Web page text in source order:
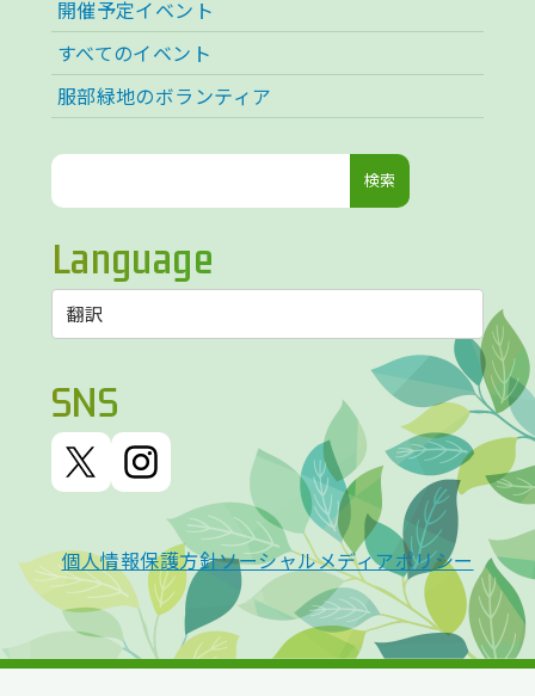
開催予定イベント
すべてのイベント
服部緑地のボランティア
検
Language
SNS
個人情報保護方針ソーシャルメディアポリシー